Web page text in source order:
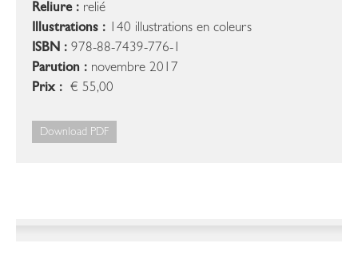
Reliure : relié
Illustrations : 140 illustrations en coleurs
ISBN : 978-88-7439-776-1
Parution : novembre 2017
Prix : € 55,00
Download PDF